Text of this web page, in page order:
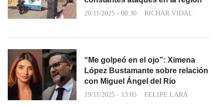
20/11/2025 - 08:30 RICHAR VIDAL
“Me golpeó en el ojo”: Ximena
López Bustamante sobre relación
con Miguel Ángel del Río
19/11/2025 - 13:05 FELIPE LARA